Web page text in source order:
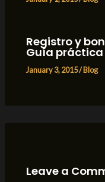
Registro y
Guía
January 3, 2015/Blog
Leave a